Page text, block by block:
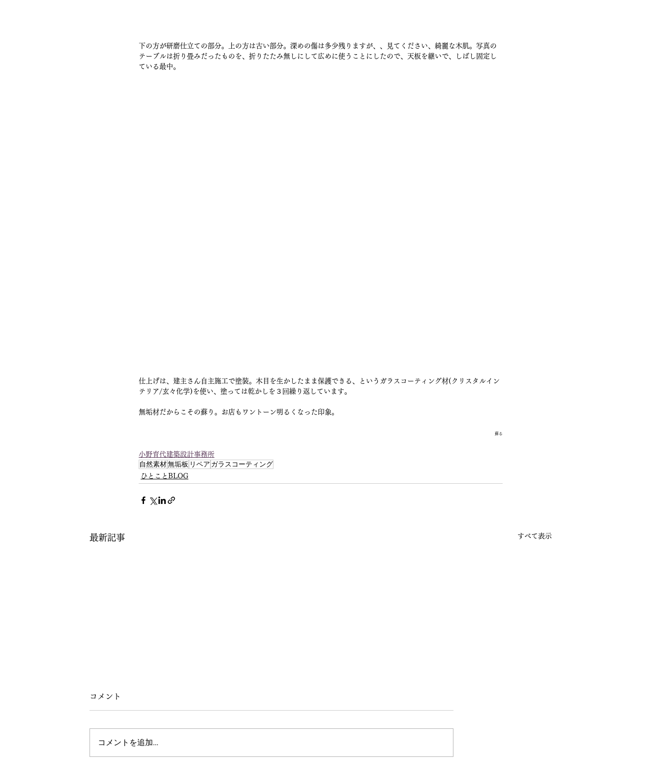
下の方が研磨仕立ての部分。上の方は古い部分。深めの傷は多少残りますが、、見てください、綺麗な木肌。写真の
テーブルは折り畳みだったものを、折りたたみ無しにして広めに使うことにしたので、天板を継いで、しばし固定し
ている最中。
仕上げは、建主さん自主施工で塗装。木目を生かしたまま保護できる、というガラスコーティング材(クリスタルイン
テリア/玄々化学)を使い、塗っては乾かしを３回繰り返しています。
無垢材だからこその蘇り。お店もワントーン明るくなった印象。
蘇る
小野育代建築設計事務所
自然素材無垢板 リペア ガラスコーティング
ひとことBLOG
最新記事 すべて表示
古びた良さ-熊澤酒造
コメント
コメントを追加…